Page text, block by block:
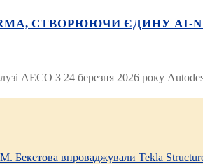
СТВОРЮЮЧИ ЄДИНУ
AECO З 24 березня 2026 року
Бекетова впроваджували Tekla